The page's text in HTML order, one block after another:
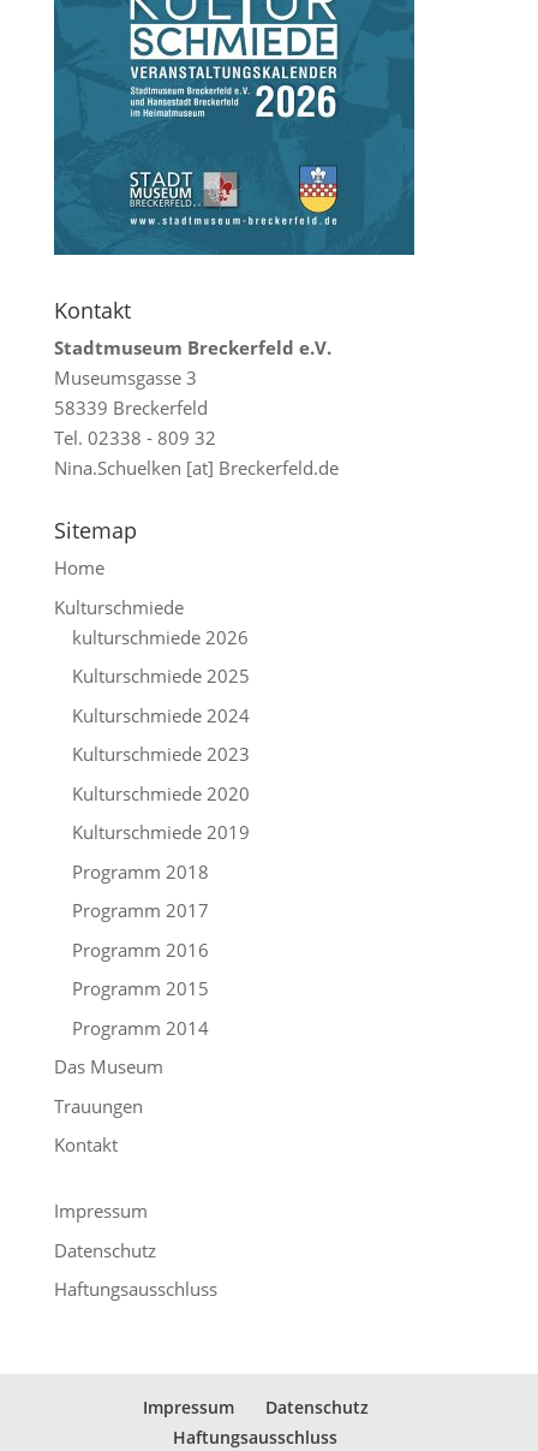
Kontakt
Stadtmuseum Breckerfeld e.V.
Museumsgasse 3
58339 Breckerfeld
Tel. 02338 - 809 32
Nina.Schuelken [at] Breckerfeld.de
Sitemap
Home
Kulturschmiede
kulturschmiede 2026
Kulturschmiede 2025
Kulturschmiede 2024
Kulturschmiede 2023
Kulturschmiede 2020
Kulturschmiede 2019
Programm 2018
Programm 2017
Programm 2016
Programm 2015
Programm 2014
Das Museum
Trauungen
Kontakt
Impressum
Datenschutz
Haftungsausschluss
Impressum
Datenschutz
Haftungsausschluss